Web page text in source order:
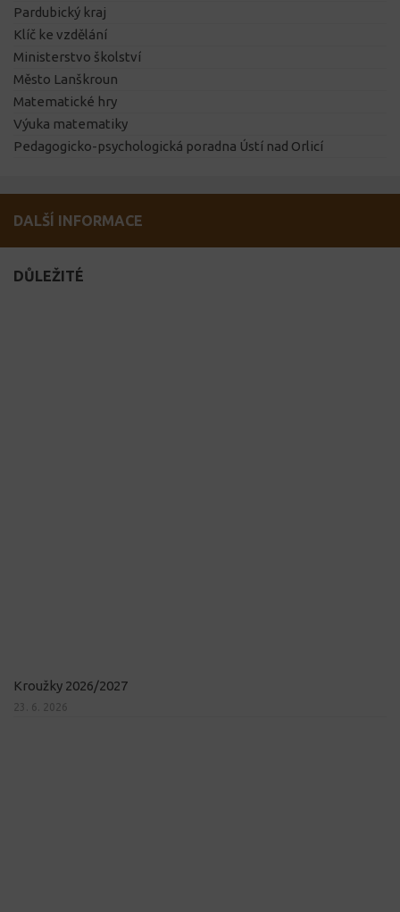
Pardubický kraj
Klíč ke vzdělání
Ministerstvo školství
Město Lanškroun
Matematické hry
Výuka matematiky
Pedagogicko-psychologická poradna Ústí nad Orlicí
DALŠÍ INFORMACE
DŮLEŽITÉ
Kroužky 2026/2027
23. 6. 2026